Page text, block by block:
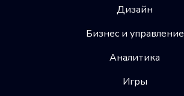
Дизайн
Бизнес и управление
Аналитика
Игры